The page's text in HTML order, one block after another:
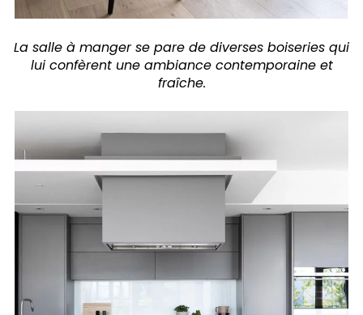
La salle à manger se pare de diverses boiseries qui
lui confèrent une ambiance contemporaine et
fraîche.